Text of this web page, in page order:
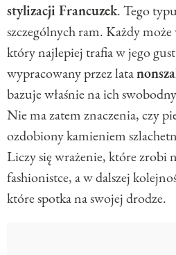
stylizacji Francuzek. Tego
szczególnych ram. Każdy
który najlepiej trafia w jego
wypracowany przez lata
bazuje właśnie na ich
Nie ma zatem znaczenia, czy
ozdobiony kamieniem
Liczy się wrażenie, które zrobi
fashionistce, a w dalszej
które spotka na swojej drodze.